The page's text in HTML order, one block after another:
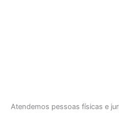
Atendemos pessoas físicas e